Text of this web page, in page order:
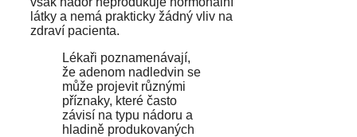
látky a nemá prakticky žádný vliv na
zdraví pacienta.
Lékaři poznamenávají,
že adenom nadledvin se
může projevit různými
příznaky, které často
závisí na typu nádoru a
hladině produkovaných